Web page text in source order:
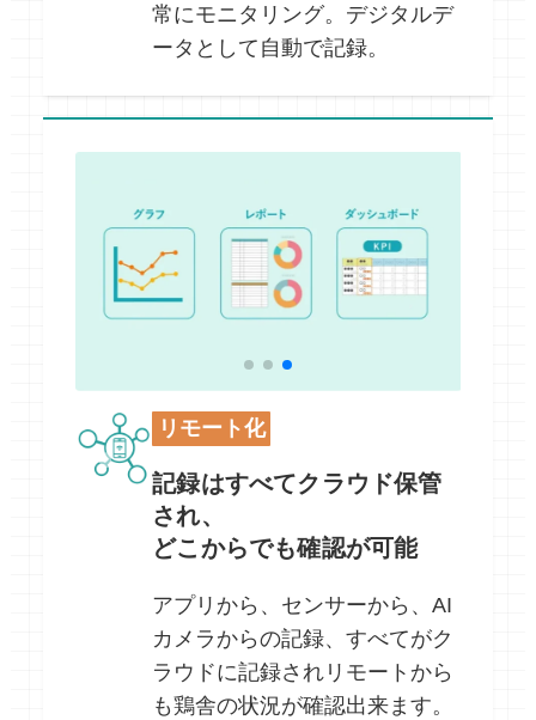
常にモニタリング。デジタルデ
ータとして自動で記録。
リモート化
記録はすべてクラウド保管
され、
どこからでも確認が可能
アプリから、センサーから、AI
カメラからの記録、すべてがク
ラウドに記録されリモートから
も鶏舎の状況が確認出来ます。